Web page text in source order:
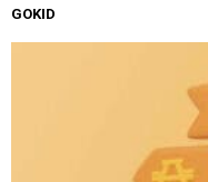
GOKID